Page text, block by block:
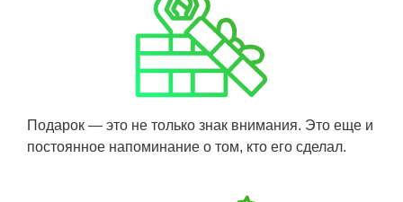
Подарок — это не только знак внимания. Это еще и
постоянное напоминание о том, кто его сделал.